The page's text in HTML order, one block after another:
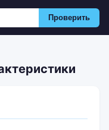
Проверить